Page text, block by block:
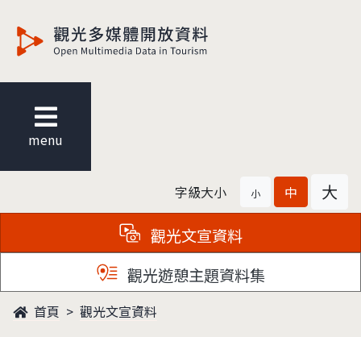
menu
字級大小 小 中 大
觀光文宣資料
觀光遊憩主題資料集
首頁 觀光文宣資料